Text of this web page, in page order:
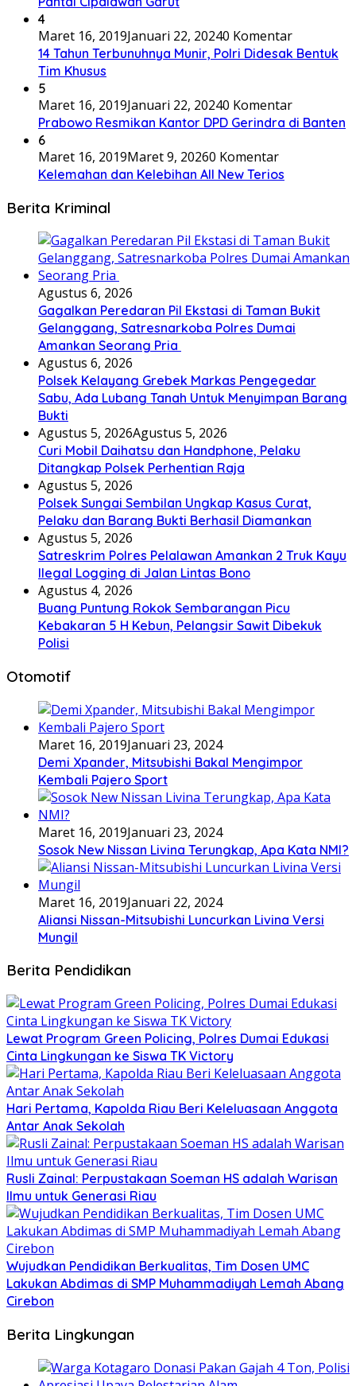
4
Maret 16, 2019Januari 22, 20240 Komentar
14 Tahun Terbunuhnya Munir, Polri Didesak Bentuk
Tim Khusus
5
Maret 16, 2019Januari 22, 20240 Komentar
Prabowo Resmikan Kantor DPD Gerindra di Banten
6
Maret 16, 2019Maret 9, 20260 Komentar
Kelemahan dan Kelebihan All New Terios
Berita Kriminal
Agustus 6, 2026
Gagalkan Peredaran Pil Ekstasi di Taman Bukit
Gelanggang, Satresnarkoba Polres Dumai
Amankan Seorang Pria
Agustus 6, 2026
Polsek Kelayang Grebek Markas Pengegedar
Sabu, Ada Lubang Tanah Untuk Menyimpan Barang
Bukti
Agustus 5, 2026Agustus 5, 2026
Curi Mobil Daihatsu dan Handphone, Pelaku
Ditangkap Polsek Perhentian Raja
Agustus 5, 2026
Polsek Sungai Sembilan Ungkap Kasus Curat,
Pelaku dan Barang Bukti Berhasil Diamankan
Agustus 5, 2026
Satreskrim Polres Pelalawan Amankan 2 Truk Kayu
Ilegal Logging di Jalan Lintas Bono
Agustus 4, 2026
Buang Puntung Rokok Sembarangan Picu
Kebakaran 5 H Kebun, Pelangsir Sawit Dibekuk
Polisi
Otomotif
Maret 16, 2019Januari 23, 2024
Demi Xpander, Mitsubishi Bakal Mengimpor
Kembali Pajero Sport
Maret 16, 2019Januari 23, 2024
Sosok New Nissan Livina Terungkap, Apa Kata NMI?
Maret 16, 2019Januari 22, 2024
Aliansi Nissan-Mitsubishi Luncurkan Livina Versi
Mungil
Berita Pendidikan
Lewat Program Green Policing, Polres Dumai Edukasi
Cinta Lingkungan ke Siswa TK Victory
Hari Pertama, Kapolda Riau Beri Keleluasaan Anggota
Antar Anak Sekolah
Rusli Zainal: Perpustakaan Soeman HS adalah Warisan
Ilmu untuk Generasi Riau
Wujudkan Pendidikan Berkualitas, Tim Dosen UMC
Lakukan Abdimas di SMP Muhammadiyah Lemah Abang
Cirebon
Berita Lingkungan